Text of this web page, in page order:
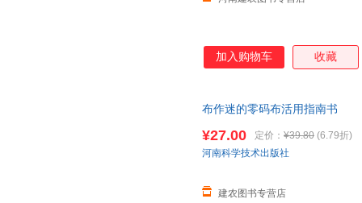
加入购物车 收藏
布作迷的零码布活用指南书
¥27.00 定价： ¥39.80 (6.79折)
建农图书专营店
河南科学技术出版社